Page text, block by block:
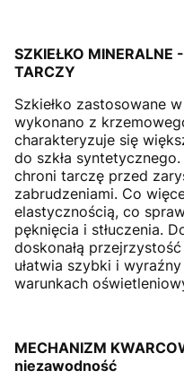
SZKIEŁKO
TARCZY
Szkiełko zastosowane
wykonano z
charakteryzuje się
do szkła
chroni tarczę przed
zabrudzeniami. Co
elastycznością, co
pęknięcia i stłuczenia.
doskonałą
ułatwia szybki i
warunkach
MECHANIZM
niezawodność